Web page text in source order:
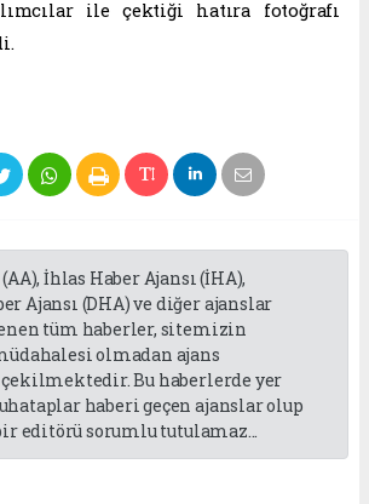
ile çektiği hatıra fotoğrafı
İhlas Haber Ajansı (İHA),
Ajansı (DHA) ve diğer ajanslar
tüm haberler, sitemizin
olmadan ajans
Bu haberlerde yer
haberi geçen ajanslar olup
editörü sorumlu tutulamaz...